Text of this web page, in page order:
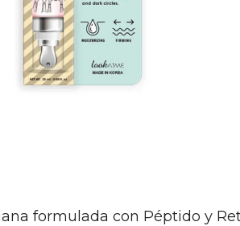
formulada con Péptido y